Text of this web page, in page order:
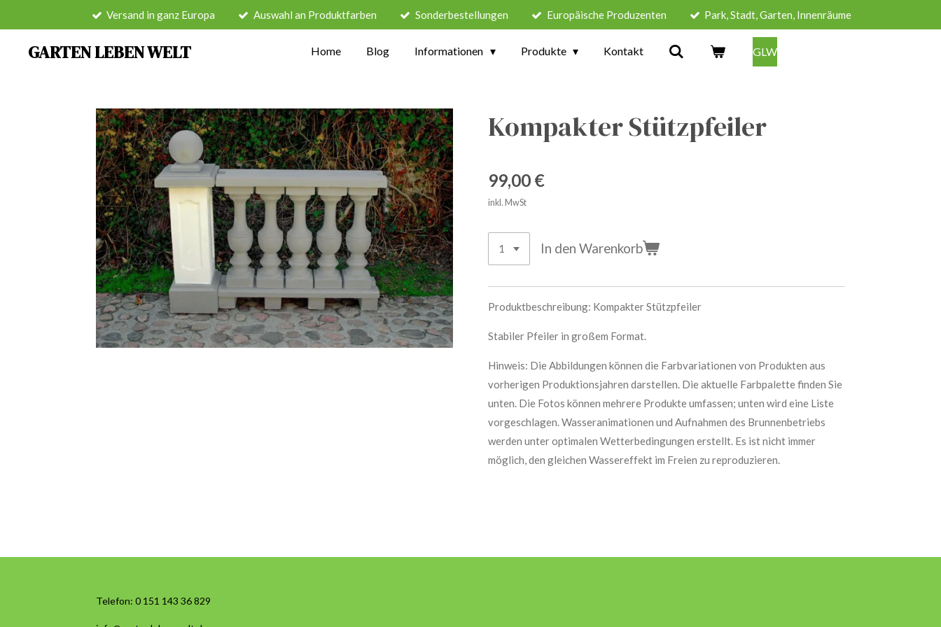
springen
Versand in ganz Europa Auswahl an Produktfarben Sonderbestellungen Europäische Produzenten Park, Stadt, Garten, Innenräume
GARTEN LEBEN WELT Home Blog Informationen Produkte Kontakt GLW
Kompakter Stützpfeiler
99,00 €
inkl. MwSt
In den Warenkorb
Produktbeschreibung: Kompakter Stützpfeiler
Stabiler Pfeiler in großem Format.
Hinweis: Die Abbildungen können die Farbvariationen von Produkten aus
vorherigen Produktionsjahren darstellen. Die aktuelle Farbpalette finden Sie
unten. Die Fotos können mehrere Produkte umfassen; unten wird eine Liste
vorgeschlagen. Wasseranimationen und Aufnahmen des Brunnenbetriebs
werden unter optimalen Wetterbedingungen erstellt. Es ist nicht immer
möglich, den gleichen Wassereffekt im Freien zu reproduzieren.
Telefon: 0 151 143 36 829